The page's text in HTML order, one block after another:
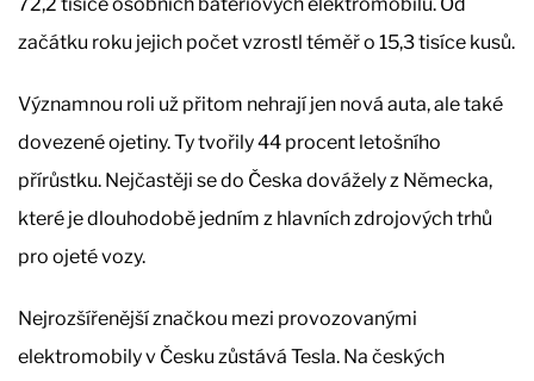
začátku roku jejich počet vzrostl téměř o 15,3 tisíce kusů.
Významnou roli už přitom nehrají jen nová auta, ale také
dovezené ojetiny. Ty tvořily 44 procent letošního
přírůstku. Nejčastěji se do Česka dovážely z Německa,
které je dlouhodobě jedním z hlavních zdrojových trhů
pro ojeté vozy.
Nejrozšířenější značkou mezi provozovanými
elektromobily v Česku zůstává Tesla. Na českých